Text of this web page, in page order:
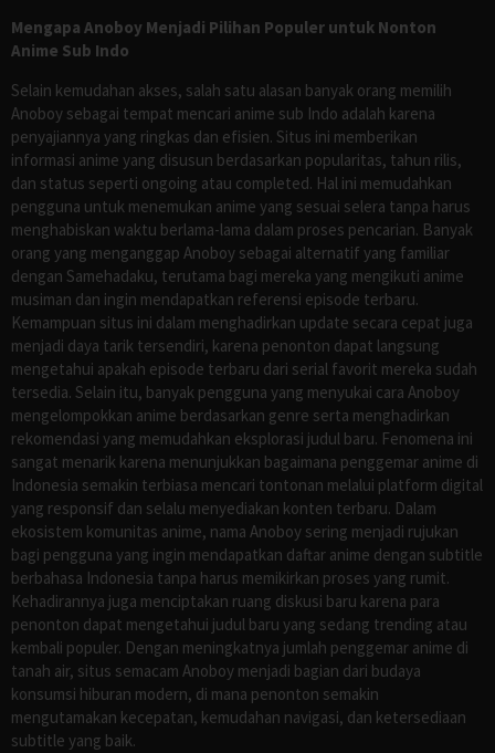
Mengapa Anoboy Menjadi Pilihan Populer untuk Nonton
Anime Sub Indo
Selain kemudahan akses, salah satu alasan banyak orang memilih
Anoboy sebagai tempat mencari anime sub Indo adalah karena
penyajiannya yang ringkas dan efisien. Situs ini memberikan
informasi anime yang disusun berdasarkan popularitas, tahun rilis,
dan status seperti ongoing atau completed. Hal ini memudahkan
pengguna untuk menemukan anime yang sesuai selera tanpa harus
menghabiskan waktu berlama-lama dalam proses pencarian. Banyak
orang yang menganggap Anoboy sebagai alternatif yang familiar
dengan Samehadaku, terutama bagi mereka yang mengikuti anime
musiman dan ingin mendapatkan referensi episode terbaru.
Kemampuan situs ini dalam menghadirkan update secara cepat juga
menjadi daya tarik tersendiri, karena penonton dapat langsung
mengetahui apakah episode terbaru dari serial favorit mereka sudah
tersedia. Selain itu, banyak pengguna yang menyukai cara Anoboy
mengelompokkan anime berdasarkan genre serta menghadirkan
rekomendasi yang memudahkan eksplorasi judul baru. Fenomena ini
sangat menarik karena menunjukkan bagaimana penggemar anime di
Indonesia semakin terbiasa mencari tontonan melalui platform digital
yang responsif dan selalu menyediakan konten terbaru. Dalam
ekosistem komunitas anime, nama Anoboy sering menjadi rujukan
bagi pengguna yang ingin mendapatkan daftar anime dengan subtitle
berbahasa Indonesia tanpa harus memikirkan proses yang rumit.
Kehadirannya juga menciptakan ruang diskusi baru karena para
penonton dapat mengetahui judul baru yang sedang trending atau
kembali populer. Dengan meningkatnya jumlah penggemar anime di
tanah air, situs semacam Anoboy menjadi bagian dari budaya
konsumsi hiburan modern, di mana penonton semakin
mengutamakan kecepatan, kemudahan navigasi, dan ketersediaan
subtitle yang baik.